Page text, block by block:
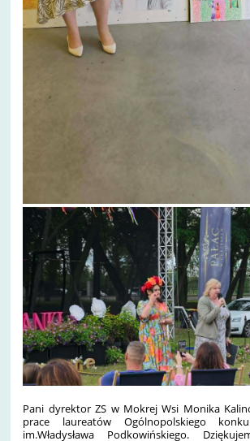
Pani dyrektor ZS w Mokrej Wsi Monika
prace laureatów Ogólnopolskiego
im.Władysława Podkowińskiego.